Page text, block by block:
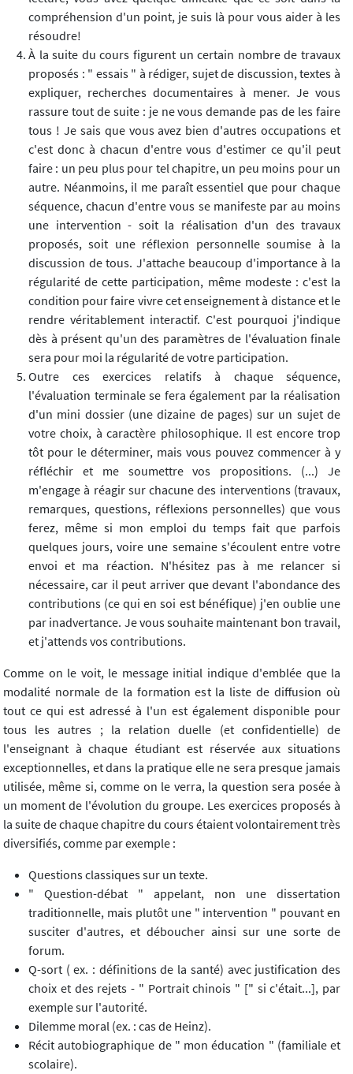
compréhension d'un point, je suis là pour vous aider à les
résoudre!
À la suite du cours figurent un certain nombre de travaux
proposés : " essais " à rédiger, sujet de discussion, textes à
expliquer, recherches documentaires à mener. Je vous
rassure tout de suite : je ne vous demande pas de les faire
tous ! Je sais que vous avez bien d'autres occupations et
c'est donc à chacun d'entre vous d'estimer ce qu'il peut
faire : un peu plus pour tel chapitre, un peu moins pour un
autre. Néanmoins, il me paraît essentiel que pour chaque
séquence, chacun d'entre vous se manifeste par au moins
une intervention - soit la réalisation d'un des travaux
proposés, soit une réflexion personnelle soumise à la
discussion de tous. J'attache beaucoup d'importance à la
régularité de cette participation, même modeste : c'est la
condition pour faire vivre cet enseignement à distance et le
rendre véritablement interactif. C'est pourquoi j'indique
dès à présent qu'un des paramètres de l'évaluation finale
sera pour moi la régularité de votre participation.
Outre ces exercices relatifs à chaque séquence,
l'évaluation terminale se fera également par la réalisation
d'un mini dossier (une dizaine de pages) sur un sujet de
votre choix, à caractère philosophique. Il est encore trop
tôt pour le déterminer, mais vous pouvez commencer à y
réfléchir et me soumettre vos propositions. (...) Je
m'engage à réagir sur chacune des interventions (travaux,
remarques, questions, réflexions personnelles) que vous
ferez, même si mon emploi du temps fait que parfois
quelques jours, voire une semaine s'écoulent entre votre
envoi et ma réaction. N'hésitez pas à me relancer si
nécessaire, car il peut arriver que devant l'abondance des
contributions (ce qui en soi est bénéfique) j'en oublie une
par inadvertance. Je vous souhaite maintenant bon travail,
et j'attends vos contributions.
Comme on le voit, le message initial indique d'emblée que la
modalité normale de la formation est la liste de diffusion où
tout ce qui est adressé à l'un est également disponible pour
tous les autres ; la relation duelle (et confidentielle) de
l'enseignant à chaque étudiant est réservée aux situations
exceptionnelles, et dans la pratique elle ne sera presque jamais
utilisée, même si, comme on le verra, la question sera posée à
un moment de l'évolution du groupe. Les exercices proposés à
la suite de chaque chapitre du cours étaient volontairement très
diversifiés, comme par exemple :
Questions classiques sur un texte.
" Question-débat " appelant, non une dissertation
traditionnelle, mais plutôt une " intervention " pouvant en
susciter d'autres, et déboucher ainsi sur une sorte de
forum.
Q-sort ( ex. : définitions de la santé) avec justification des
choix et des rejets - " Portrait chinois " [" si c'était...], par
exemple sur l'autorité.
Dilemme moral (ex. : cas de Heinz).
Récit autobiographique de " mon éducation " (familiale et
scolaire).